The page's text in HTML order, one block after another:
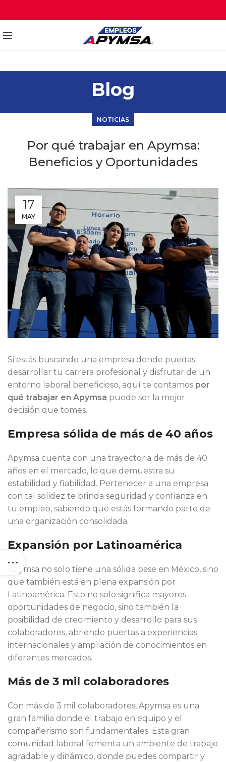
Blog
NOTICIAS
Por qué trabajar en Apymsa:
Beneficios y Oportunidades
17
MAY
Si estás buscando una empresa donde puedas
desarrollar tu carrera profesional y disfrutar de un
entorno laboral beneficioso, aquí te contamos por
qué trabajar en Apymsa puede ser la mejor
decisión que tomes.
Empresa sólida de más de 40 años
Apymsa cuenta con una trayectoria de más de 40
años en el mercado, lo que demuestra su
estabilidad y fiabilidad. Pertenecer a una empresa
con tal solidez te brinda seguridad y confianza en
tu empleo, sabiendo que estás formando parte de
una organización consolidada.
Expansión por Latinoamérica
Apymsa no solo tiene una sólida base en México, sino
que también está en plena expansión por
Latinoamérica. Esto no solo significa mayores
oportunidades de negocio, sino también la
posibilidad de crecimiento y desarrollo para sus
colaboradores, abriendo puertas a experiencias
internacionales y ampliación de conocimientos en
diferentes mercados.
Más de 3 mil colaboradores
Con más de 3 mil colaboradores, Apymsa es una
gran familia donde el trabajo en equipo y el
compañerismo son fundamentales. Esta gran
comunidad laboral fomenta un ambiente de trabajo
agradable y dinámico, donde puedes compartir y